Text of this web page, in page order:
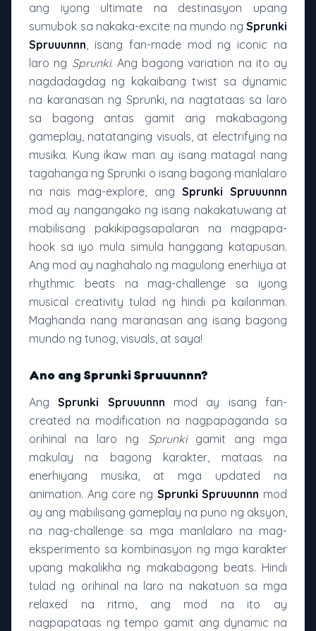
ang iyong ultimate na destinasyon upang
sumubok sa nakaka-excite na mundo ng Sprunki
Spruuunnn, isang fan-made mod ng iconic na
laro ng Sprunki. Ang bagong variation na ito ay
nagdadagdag ng kakaibang twist sa dynamic
na karanasan ng Sprunki, na nagtataas sa laro
sa bagong antas gamit ang makabagong
gameplay, natatanging visuals, at electrifying na
musika. Kung ikaw man ay isang matagal nang
tagahanga ng Sprunki o isang bagong manlalaro
na nais mag-explore, ang Sprunki Spruuunnn
mod ay nangangako ng isang nakakatuwang at
mabilisang pakikipagsapalaran na magpapa-
hook sa iyo mula simula hanggang katapusan.
Ang mod ay naghahalo ng magulong enerhiya at
rhythmic beats na mag-challenge sa iyong
musical creativity tulad ng hindi pa kailanman.
Maghanda nang maranasan ang isang bagong
mundo ng tunog, visuals, at saya!
Ano ang Sprunki Spruuunnn?
AngSprunki Spruuunnn mod ay isang fan-
created na modification na nagpapaganda sa
orihinal na laro ng Sprunkigamit ang mga
makulay na bagong karakter, mataas na
enerhiyang musika, at mga updated na
animation. Ang core ng Sprunki Spruuunnn mod
ay ang mabilisang gameplay na puno ng aksyon,
na nag-challenge sa mga manlalaro na mag-
eksperimento sa kombinasyon ng mga karakter
upang makalikha ng makabagong beats. Hindi
tulad ng orihinal na laro na nakatuon sa mga
relaxed na ritmo, ang mod na ito ay
nagpapataas ng tempo gamit ang dynamic na